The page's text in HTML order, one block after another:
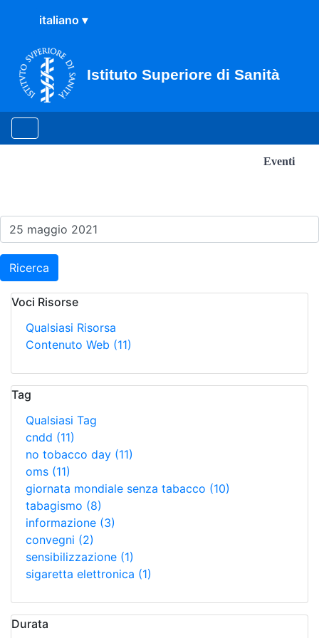
Istituto Superiore di Sanità
Eventi
Ricerca
Voci Risorse
Qualsiasi Risorsa
Contenuto Web (11)
Tag
Qualsiasi Tag
cndd (11)
no tobacco day (11)
oms (11)
giornata mondiale senza tabacco (10)
tabagismo (8)
informazione (3)
convegni (2)
sensibilizzazione (1)
sigaretta elettronica (1)
Durata